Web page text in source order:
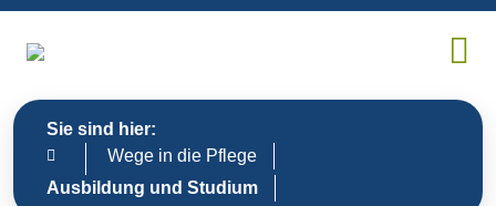
Sie sind hier:
Wege in die Pflege
Ausbildung und Studium